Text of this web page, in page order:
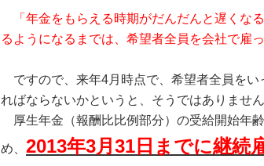
「年金をもらえる時期がだんだんと遅くな
るようになるまでは、希望者全員を会社で雇
ですので、来年4月時点で、希望者全員をい
ればならないかというと、そうではありません
厚生年金（報酬比比例部分）の受給開始年
め、 2013年3月31日までに継続